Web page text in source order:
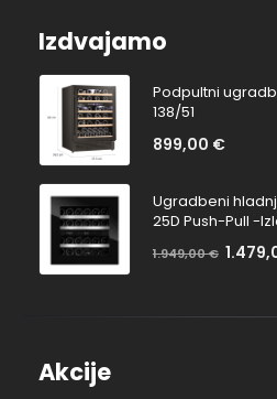
Izdvajamo
Podpultni
138/51
899,00 €
Ugradbeni
25D Push-Pull -
Bez
1.949,00€ Na
Akcije